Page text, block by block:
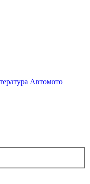
Автомото